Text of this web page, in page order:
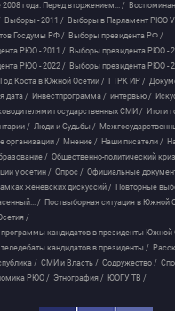
2008 года. Перед вторжением... /
Выборы - 2011 / Выборы в Парламент РЮО
Госдумы РФ / Выборы президента РФ /
РЮО - 2011 / Выборы президента РЮО -
РЮО - 2022 / Выборы президента РЮО -
Год Коста в Южной Осетии / ГТРК ИР /
дата / Инвестпрограмма / интервью /
государственных СМИ / Итоги
/ Люди и Судьбы /
организации / Мнение / Наши писатели /
/ Общественно-политический
у осетин / Опрос / Официальные
женевских дискуссий / Повторные
/ Поствыборная ситуация в Южной
/
кандидатов в президенты Южной
кандидатов в президенты /
/ СМИ и Власть / Содружество /
РЮО / Этнография / ЮОГУ ТВ /